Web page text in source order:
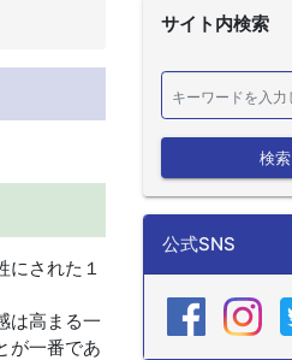
にされた１
は高まる一
が一番であ
サイト内検索
検索
公式SNS